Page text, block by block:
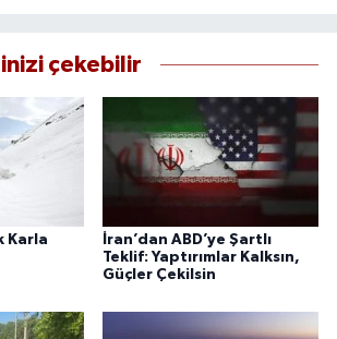
çekebilir
Karla
İran’dan ABD’ye Şartlı
Teklif: Yaptırımlar Kalksın,
Güçler Çekilsin